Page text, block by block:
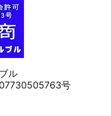
ル
号